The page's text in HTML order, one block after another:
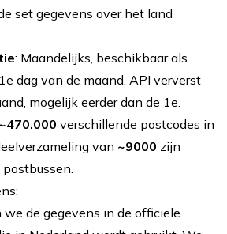
set gegevens over het land
: Maandelijks, beschikbaar als
dag van de maand. API ververst
mogelijk eerder dan de 1e.
~470.000 verschillende postcodes in
van ~9000 zijn
we de gegevens in de officiële